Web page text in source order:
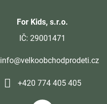
For Kids, s.r.o.
IČ: 29001471
info@velkoobchodprodeti.cz
+420 774 405 405